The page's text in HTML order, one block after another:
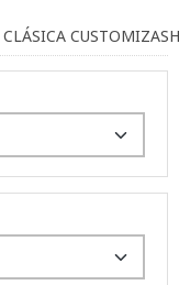
CLÁSICA